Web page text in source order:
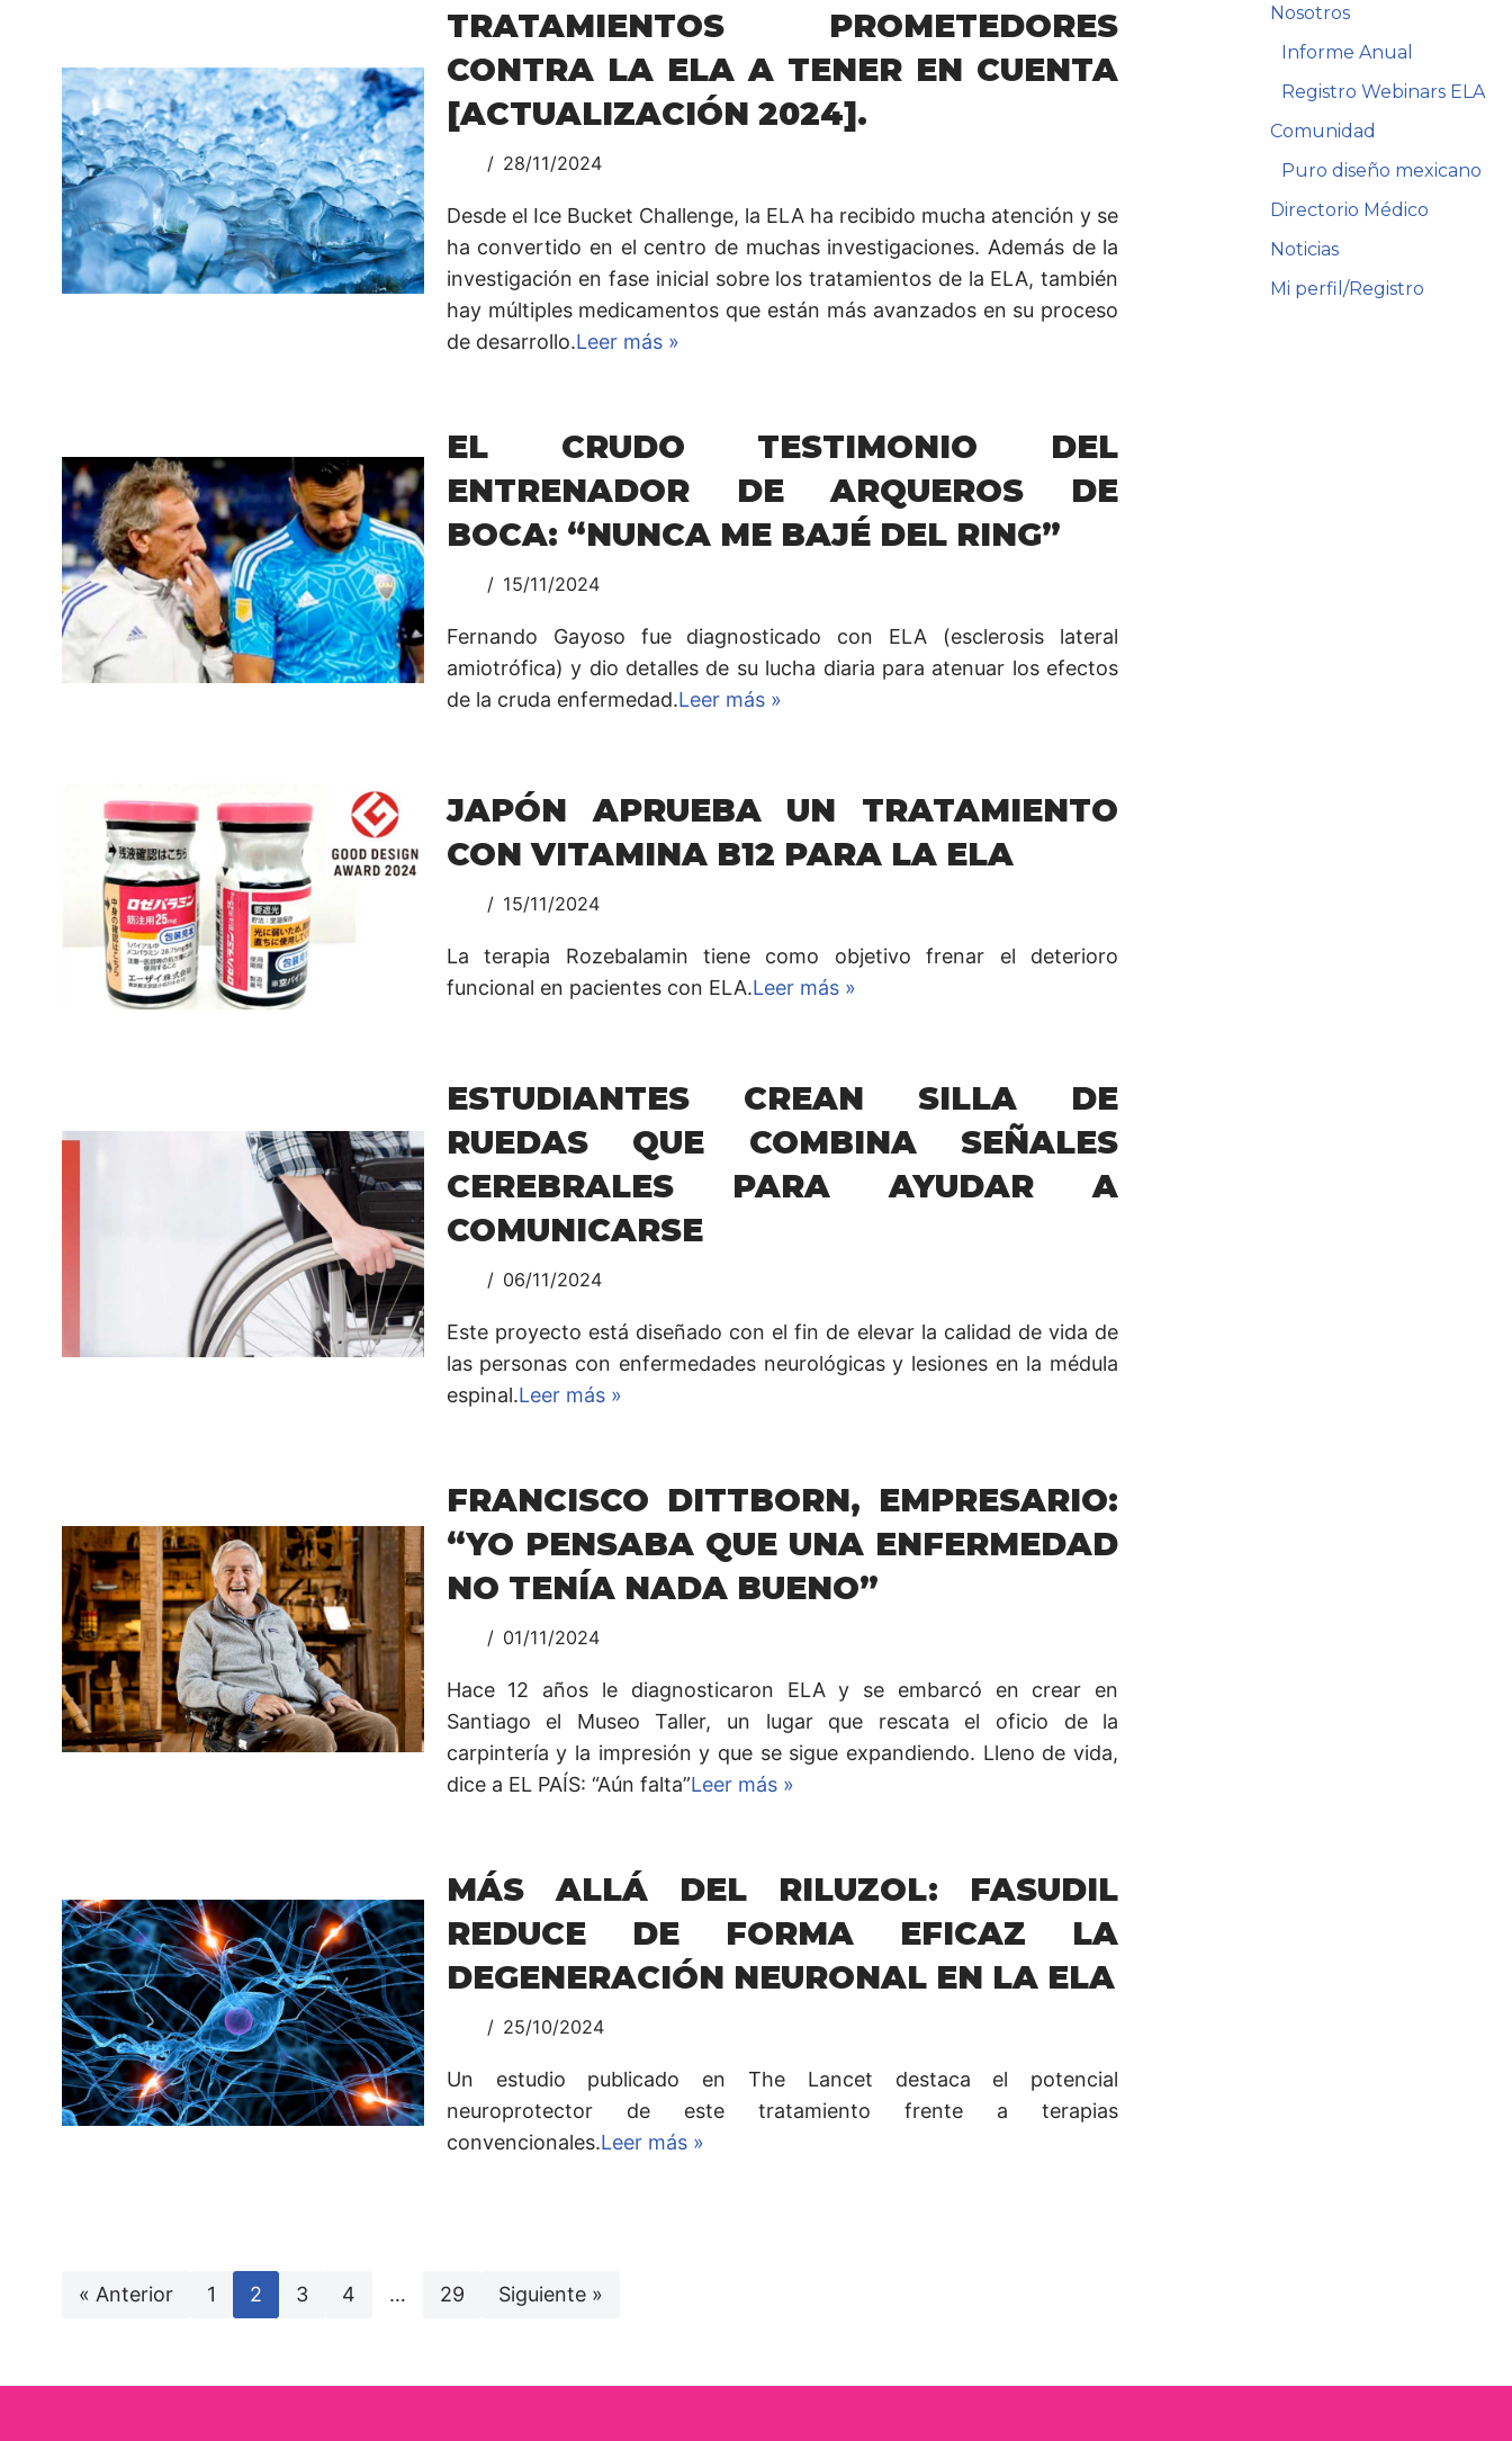
TRATAMIENTOS PROMETEDORES
CONTRA LA ELA A TENER EN CUENTA
[ACTUALIZACIÓN 2024].
28/11/2024
Desde el Ice Bucket Challenge, la ELA ha recibido mucha atención y se
ha convertido en el centro de muchas investigaciones. Además de la
investigación en fase inicial sobre los tratamientos de la ELA, también
hay múltiples medicamentos que están más avanzados en su proceso
de desarrollo.Leer más »
EL CRUDO TESTIMONIO DEL
ENTRENADOR DE ARQUEROS DE
BOCA: “NUNCA ME BAJÉ DEL RING”
15/11/2024
Fernando Gayoso fue diagnosticado con ELA (esclerosis lateral
amiotrófica) y dio detalles de su lucha diaria para atenuar los efectos
de la cruda enfermedad.Leer más »
JAPÓN APRUEBA UN TRATAMIENTO
CON VITAMINA B12 PARA LA ELA
15/11/2024
La terapia Rozebalamin tiene como objetivo frenar el deterioro
funcional en pacientes con ELA.Leer más »
ESTUDIANTES CREAN SILLA DE
RUEDAS QUE COMBINA SEÑALES
CEREBRALES PARA AYUDAR A
COMUNICARSE
06/11/2024
Este proyecto está diseñado con el fin de elevar la calidad de vida de
las personas con enfermedades neurológicas y lesiones en la médula
espinal.Leer más »
FRANCISCO DITTBORN, EMPRESARIO:
“YO PENSABA QUE UNA ENFERMEDAD
NO TENÍA NADA BUENO”
01/11/2024
Hace 12 años le diagnosticaron ELA y se embarcó en crear en
Santiago el Museo Taller, un lugar que rescata el oficio de la
carpintería y la impresión y que se sigue expandiendo. Lleno de vida,
dice a EL PAÍS: “Aún falta”Leer más »
MÁS ALLÁ DEL RILUZOL: FASUDIL
REDUCE DE FORMA EFICAZ LA
DEGENERACIÓN NEURONAL EN LA ELA
25/10/2024
Un estudio publicado en The Lancet destaca el potencial
neuroprotector de este tratamiento frente a terapias
convencionales.Leer más »
« Anterior 1 2 3 4 … 29 Siguiente »
Nosotros
Informe Anual
Registro Webinars ELA
Comunidad
Puro diseño mexicano
Directorio Médico
Noticias
Mi perfil/Registro